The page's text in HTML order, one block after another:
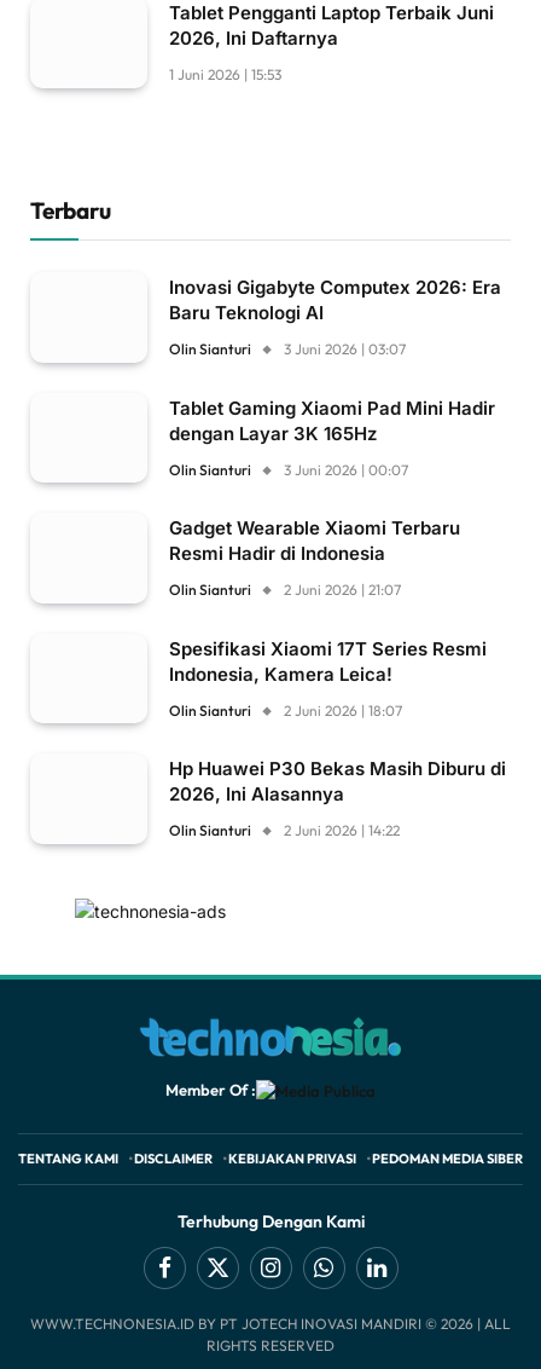
Tablet Pengganti Laptop Terbaik Juni
2026, Ini Daftarnya
1 Juni 2026 | 15:53
Terbaru
Inovasi Gigabyte Computex 2026: Era
Baru Teknologi AI
Olin Sianturi 3 Juni 2026 | 03:07
Tablet Gaming Xiaomi Pad Mini Hadir
dengan Layar 3K 165Hz
Olin Sianturi 3 Juni 2026 | 00:07
Gadget Wearable Xiaomi Terbaru
Resmi Hadir di Indonesia
Olin Sianturi 2 Juni 2026 | 21:07
Spesifikasi Xiaomi 17T Series Resmi
Indonesia, Kamera Leica!
Olin Sianturi 2 Juni 2026 | 18:07
Hp Huawei P30 Bekas Masih Diburu di
2026, Ini Alasannya
Olin Sianturi 2 Juni 2026 | 14:22
Member Of :
TENTANG KAMI DISCLAIMER KEBIJAKAN PRIVASI PEDOMAN MEDIA SIBER
Terhubung Dengan Kami
Facebook
X
(Twitter)
InstagramWhatsAppLinkedIn
WWW.TECHNONESIA.ID BY PT JOTECH INOVASI MANDIRI © 2026 | ALL
RIGHTS RESERVED